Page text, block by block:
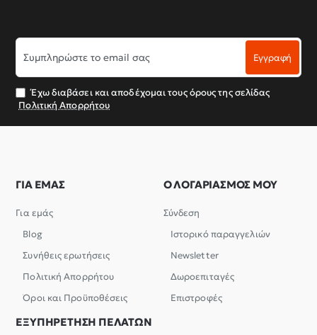
Συμπληρώστε
το
email
σας
Εγγραφή
Έχω διαβάσει και αποδέχομαι τους όρους της σελίδας
Πολιτική Απορρήτου
ΓΙΑ ΕΜΑΣ
Για εμάς
Blog
Συνήθεις ερωτήσεις
Πολιτική Απορρήτου
Όροι και Προϋποθέσεις
Ο ΛΟΓΑΡΙΑΣΜΟΣ ΜΟΥ
Σύνδεση
Ιστορικό παραγγελιών
Newsletter
Δωροεπιταγές
Επιστροφές
ΕΞΥΠΗΡΕΤΗΣΗ ΠΕΛΑΤΩΝ